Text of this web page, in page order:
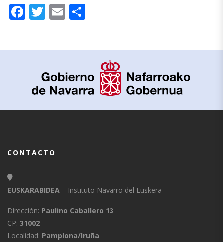
Facebook
Twitter
Email
CONTACTO
EUSKARABIDEA – Instituto Navarro del Euskera
Dirección: Paulino Caballero 13
CP: 31002
Localidad: Pamplona/Iruña